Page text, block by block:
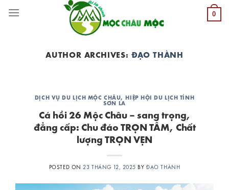
0
AUTHOR ARCHIVES: ĐẠO THÀNH
DỊCH VỤ DU LỊCH MỘC CHÂU,
HIỆP HỘI DU LỊCH TỈNH
SƠN LA
Cá hồi 26 Mộc Châu – sang trọng,
đẳng cấp: Chu đáo TRỌN TÂM, Chất
lượng TRỌN VẸN
POSTED ON23 THÁNG 12, 2025 BYĐẠO THÀNH